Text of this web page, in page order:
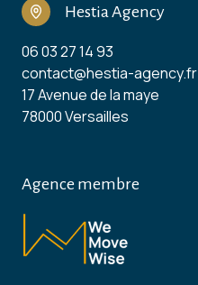
Hestia Agency
06 03 27 14 93
contact@hestia-agency.fr
17 Avenue de la maye
78000 Versailles
Agence membre